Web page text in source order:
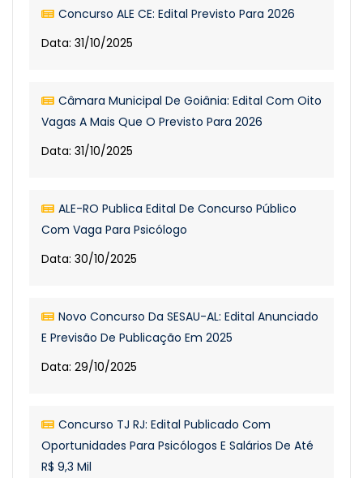
Concurso ALE CE: Edital Previsto Para 2026
Data: 31/10/2025
Câmara Municipal De Goiânia: Edital Com Oito
Vagas A Mais Que O Previsto Para 2026
Data: 31/10/2025
ALE-RO Publica Edital De Concurso Público
Com Vaga Para Psicólogo
Data: 30/10/2025
Novo Concurso Da SESAU-AL: Edital Anunciado
E Previsão De Publicação Em 2025
Data: 29/10/2025
Concurso TJ RJ: Edital Publicado Com
Oportunidades Para Psicólogos E Salários De Até
R$ 9,3 Mil